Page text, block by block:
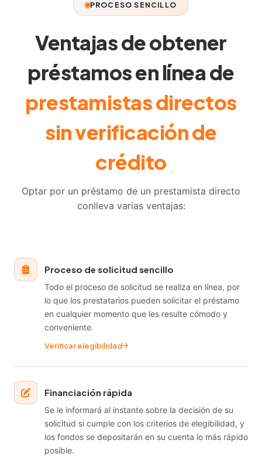
PROCESO SENCILLO
Ventajas de obtener
préstamos en línea de
prestamistas directos
sin verificación de
crédito
Optar por un préstamo de un prestamista directo
conlleva varias ventajas:
Proceso de solicitud sencillo
Todo el proceso de solicitud se realiza en línea, por
lo que los prestatarios pueden solicitar el préstamo
en cualquier momento que les resulte cómodo y
conveniente.
Verificar elegibilidad
Financiación rápida
Se le informará al instante sobre la decisión de su
solicitud si cumple con los criterios de elegibilidad, y
los fondos se depositarán en su cuenta lo más rápido
posible.